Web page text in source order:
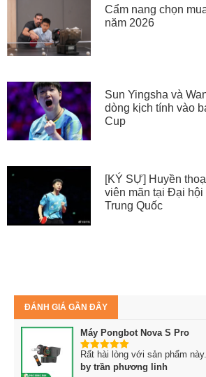
Cẩm nang chọn
năm 2026
Sun Yingsha và
dòng kịch tính vào
Cup
[KÝ SỰ] Huyền
viên mãn tại Đại hội
Trung Quốc
ĐÁNH GIÁ GẦN ĐÂY
Máy Pongbot Nova S Pro
5trên 5
Rất hài lòng với sản phẩm
by trần phương linh